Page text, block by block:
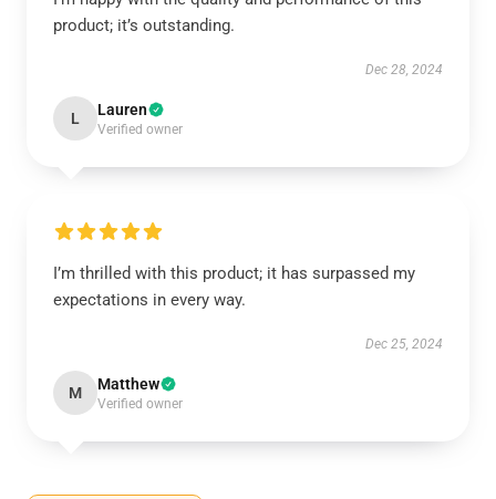
product; it’s outstanding.
Dec 28, 2024
L Lauren
Verified owner
I’m thrilled with this product; it has surpassed my
expectations in every way.
Dec 25, 2024
M Matthew
Verified owner